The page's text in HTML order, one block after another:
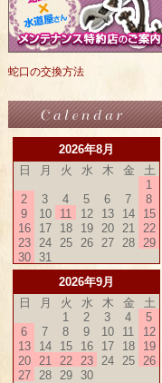
蛇口の交換方法
2026年8月
日
月 火 水 木 金
土
1
2
3 4 5 6 7
8
9
10 11 12 13 14
15
16
17 18 19 20 21
22
23
24 25 26 27 28
29
30
31
2026年9月
日
月 火 水 木 金
土
1
2 3 4
5
6
7 8 9 10 11
12
13
14 15 16 17 18
19
20
21 22 23 24 25
26
27
28 29 30